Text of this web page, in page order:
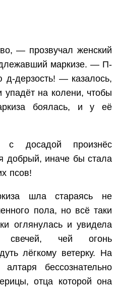
— прозвучал женский
маркизе. — П-
д-дерзость! — казалось,
на колени, чтобы
боялась, и у её
досадой произнёс
добрый, иначе бы стала
псов!
шла стараясь не
пола, но всё таки
оглянулась и увидела
свечей, чей огонь
лёгкому ветерку. На
бессознательно
отца которой она